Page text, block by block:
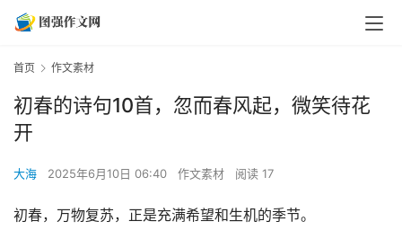
首页 作文素材
初春的诗句10首，忽而春风起，微笑待花
开
大海 2025年6月10日 06:40 作文素材 阅读 17
初春，万物复苏，正是充满希望和生机的季节。